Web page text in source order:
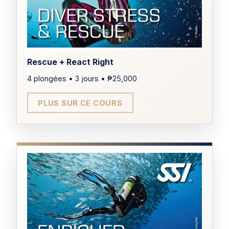
CERTIFICATION
Advanced Open Water Diver
TARIF
₱17,000
DURÉE
Demi-journée
Rescue + React Right
4 plongées • 3 jours • ₱25,000
PLUS SUR CE COURS